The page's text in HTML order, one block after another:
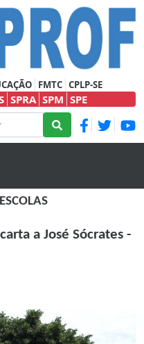
FMTC CPLP-SE
SPRA SPM SPE
a José Sócrates -